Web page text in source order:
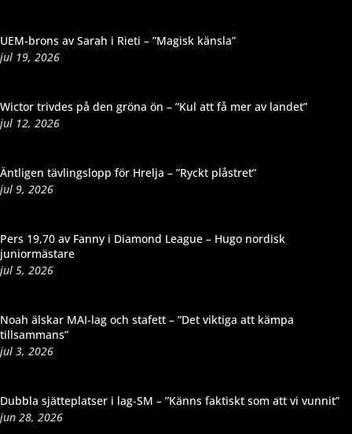
UEM-brons av Sarah i Rieti – ”Magisk känsla”
jul 19, 2026
Wictor trivdes på den gröna ön – ”Kul att få mer av landet”
jul 12, 2026
Äntligen tävlingslopp för Hrelja – ”Ryckt plåstret”
jul 9, 2026
Pers 19,70 av Fanny i Diamond League – Hugo nordisk
juniormästare
jul 5, 2026
Noah älskar MAI-lag och stafett – ”Det viktiga att kämpa
tillsammans”
jul 3, 2026
Dubbla sjätteplatser i lag-SM – ”Känns faktiskt som att vi vunnit”
jun 28, 2026